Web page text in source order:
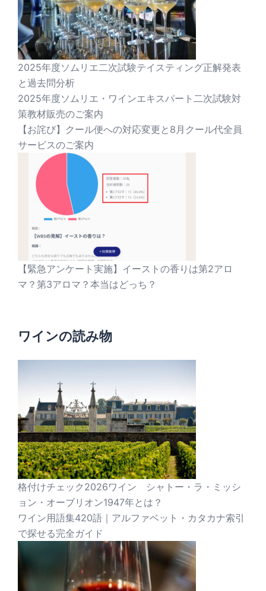
2025年度ソムリエ二次試験テイスティング正解発表
と過去問分析
2025年度ソムリエ・ワインエキスパート二次試験対
策教材販売のご案内
【お詫び】クール便への対応変更と8月クール代全員
サービスのご案内
【緊急アンケート実施】イーストの香りは第2アロ
マ？第3アロマ？本当はどっち？
ワインの読み物
格付けチェック2026ワイン シャトー・ラ・ミッシ
ョン・オーブリオン1947年とは？
ワイン用語集420語｜アルファベット・カタカナ索引
で探せる完全ガイド